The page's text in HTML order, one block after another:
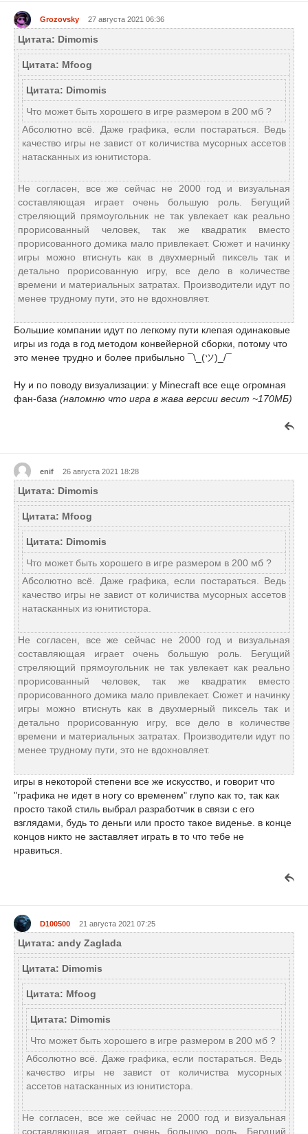
Grozovsky 27 августа 2021 06:36
Цитата: Dimomis
Цитата: Mfoog
Цитата: Dimomis
Что может быть хорошего в игре размером в 200 мб ?
Абсолютно всё. Даже графика, если постараться. Ведь
качество игры не завист от количиства мусорных ассетов
натасканных из юнитистора.
Не согласен, все же сейчас не 2000 год и визуальная
составляющая играет очень большую роль. Бегущий
стреляющий прямоугольник не так увлекает как реально
прорисованный человек, так же квадратик вместо
прорисованного домика мало привлекает. Сюжет и начинку
игры можно втиснуть как в двухмерный пиксель так и
детально прорисованную игру, все дело в количестве
времени и материальных затратах. Производители идут по
менее трудному пути, это не вдохновляет.
Большие компании идут по легкому пути клепая одинаковые
игры из года в год методом конвейерной сборки, потому что
это менее трудно и более прибыльно ¯\_(ツ)_/¯
Ну и по поводу визуализации: у Minecraft все еще огромная
фан-база (напомню что игра в жава версии весит ~170МБ)
enif 26 августа 2021 18:28
Цитата: Dimomis
Цитата: Mfoog
Цитата: Dimomis
Что может быть хорошего в игре размером в 200 мб ?
Абсолютно всё. Даже графика, если постараться. Ведь
качество игры не завист от количиства мусорных ассетов
натасканных из юнитистора.
Не согласен, все же сейчас не 2000 год и визуальная
составляющая играет очень большую роль. Бегущий
стреляющий прямоугольник не так увлекает как реально
прорисованный человек, так же квадратик вместо
прорисованного домика мало привлекает. Сюжет и начинку
игры можно втиснуть как в двухмерный пиксель так и
детально прорисованную игру, все дело в количестве
времени и материальных затратах. Производители идут по
менее трудному пути, это не вдохновляет.
игры в некоторой степени все же искусство, и говорит что
"графика не идет в ногу со временем" глупо как то, так как
просто такой стиль выбрал разработчик в связи с его
взглядами, будь то деньги или просто такое виденье. в конце
концов никто не заставляет играть в то что тебе не
нравиться.
D100500 21 августа 2021 07:25
Цитата: andy Zaglada
Цитата: Dimomis
Цитата: Mfoog
Цитата: Dimomis
Что может быть хорошего в игре размером в 200 мб ?
Абсолютно всё. Даже графика, если постараться. Ведь
качество игры не завист от количиства мусорных
ассетов натасканных из юнитистора.
Не согласен, все же сейчас не 2000 год и визуальная
составляющая играет очень большую роль. Бегущий